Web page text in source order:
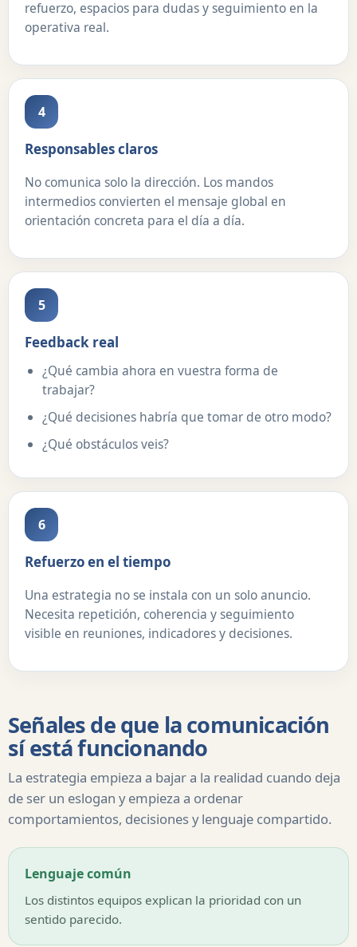
refuerzo, espacios para dudas y seguimiento en la
operativa real.
4
Responsables claros
No comunica solo la dirección. Los mandos
intermedios convierten el mensaje global en
orientación concreta para el día a día.
5
Feedback real
¿Qué cambia ahora en vuestra forma de
trabajar?
¿Qué decisiones habría que tomar de otro modo?
¿Qué obstáculos veis?
6
Refuerzo en el tiempo
Una estrategia no se instala con un solo anuncio.
Necesita repetición, coherencia y seguimiento
visible en reuniones, indicadores y decisiones.
Señales de que la comunicación
sí está funcionando
La estrategia empieza a bajar a la realidad cuando deja
de ser un eslogan y empieza a ordenar
comportamientos, decisiones y lenguaje compartido.
Lenguaje común
Los distintos equipos explican la prioridad con un
sentido parecido.